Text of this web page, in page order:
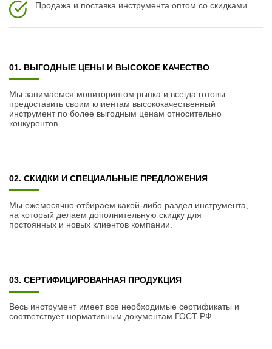
Продажа и поставка инструмента оптом со скидками.
01. ВЫГОДНЫЕ ЦЕНЫ И ВЫСОКОЕ КАЧЕСТВО
Мы занимаемся мониторингом рынка и всегда готовы
предоставить своим клиентам высококачественный
инструмент по более выгодным ценам относительно
конкурентов.
02. СКИДКИ И СПЕЦИАЛЬНЫЕ ПРЕДЛОЖЕНИЯ
Мы ежемесячно отбираем какой-либо раздел инструмента,
на который делаем дополнительную скидку для
постоянных и новых клиентов компании.
03. СЕРТИФИЦИРОВАННАЯ ПРОДУКЦИЯ
Весь инструмент имеет все необходимые сертификаты и
соответствует нормативным документам ГОСТ РФ.